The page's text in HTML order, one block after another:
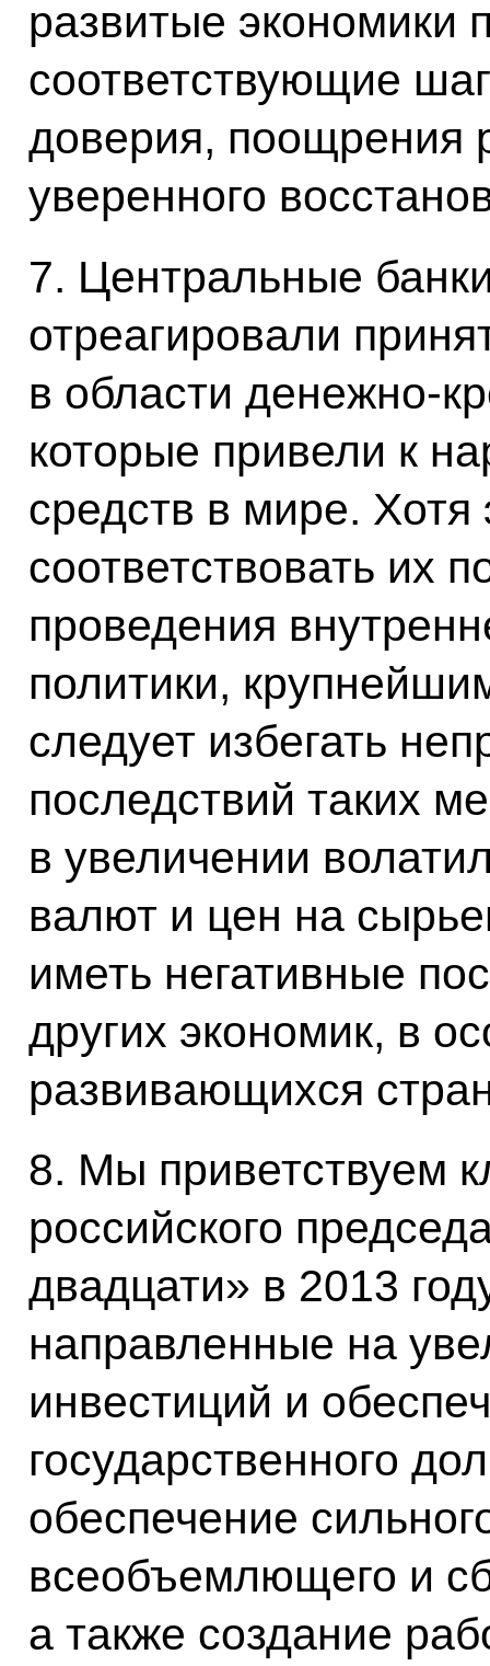
развитые экономики
соответствующие
доверия, поощрения
уверенного
7. Центральные
отреагировали
в области денежно-
которые привели к
средств в мире. Хотя
соответствовать их
проведения
политики,
следует избегать
последствий таких
в увеличении
валют и цен на
иметь негативные
других экономик, в
развивающихся
8. Мы приветствуем
российского
двадцати» в 2013
направленные на
инвестиций и
государственного
обеспечение
всеобъемлющего и
а также создание